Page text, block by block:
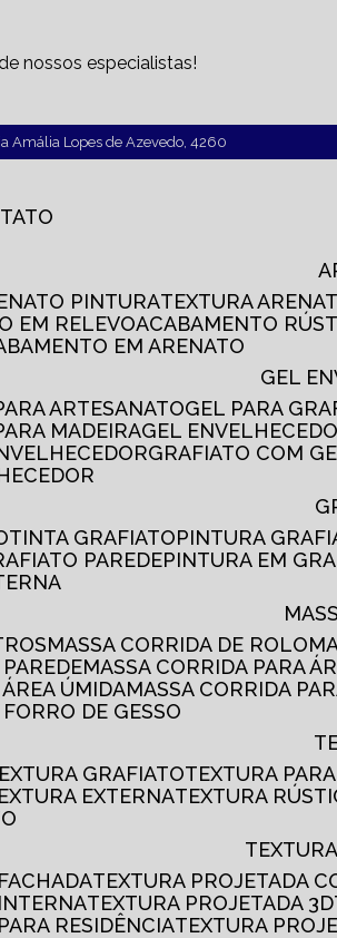
nossos especialistas!
Amália Lopes de Azevedo, 4260
PINTURA TEXTURA
EM RELEVO
ACABAMENTO
EM ARENATO
GEL
ARTESANATO
GEL PARA
MADEIRA
GEL
GRAFIATO COM
TINTA GRAFIATO PINTURA
PAREDE PINTURA EM
MASSA CORRIDA DE ROLO
PAREDE
MASSA CORRIDA PARA
ÁREA ÚMIDA
MASSA CORRIDA
FORRO DE GESSO
TEXTURA GRAFIATO TEXTURA
TEXTURA EXTERNA TEXTURA
TEXTURA PROJETADA
TEXTURA PROJETADA 3D
RESIDÊNCIA
TEXTURA